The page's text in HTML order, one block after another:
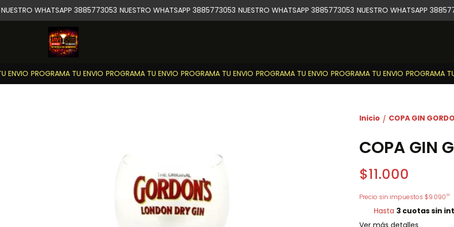
ENVIO PROGRAMA TU ENVIO PROGRAMA TU ENVIO PROGRAMA TU ENVIO PROGRAMA TU ENVIO PROGRAMA TU ENVIO PROGRAMA TU
WHATSAPP 3885773053 NUESTRO WHATSAPP 3885773053 NUESTRO WHATSAPP 3885773053 NUESTRO WHATSAPP
Inicio / COPA GIN
COPA GIN
$11.000
Precio sin impuestos $9.09091
Hasta 3 cuotas sin
Ver más detalles